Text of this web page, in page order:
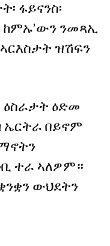
ፋይናንስ፡
ከምኡ’ውን ንመጻኢ
ዝሽፍን
ዕድመ
ኤርትራ በይኖም
ተራ ኣለዎም።
ውህደትን